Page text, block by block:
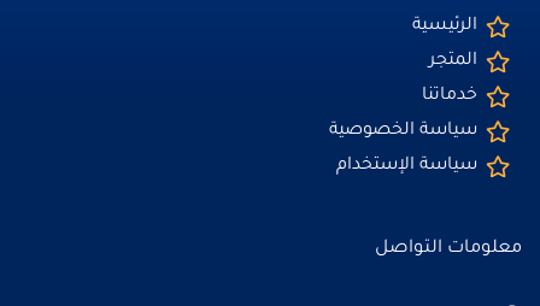
الرئيسية
المتجر
خدماتنا
سياسة الخصوصية
سياسة الإستخدام
معلومات التواصل